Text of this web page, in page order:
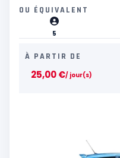
OU ÉQUIVALENT
5
À PARTIR DE
25,00€/ jour(s)